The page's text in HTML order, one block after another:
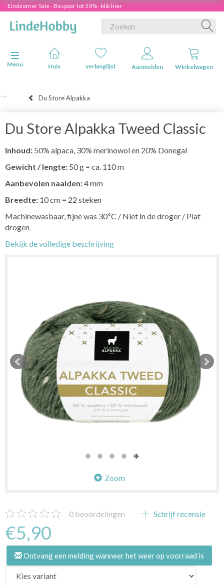
Eindzomer Sale - Bespaar tot 50% - klik hier
Navigatie in-/uitschakelen
Menu
Huis verlanglijst Aanmelden Winkelwagen
Du Store Alpakka
Du Store Alpakka Tweed Classic
Inhoud: 50% alpaca, 30% merinowol en 20% Donegal
Gewicht / lengte: 50 g = ca. 110 m
Aanbevolen naalden:4 mm
Breedte: 10 cm = 22 steken
Machinewasbaar, fijne was 30ºC / Niet in de droger / Plat
drogen
Bekijk de volledige beschrijving
Zoom
0 beoordelingen Schrijf recensie
€5,90
Ontvang een melding wanneer het weer op voorraad is